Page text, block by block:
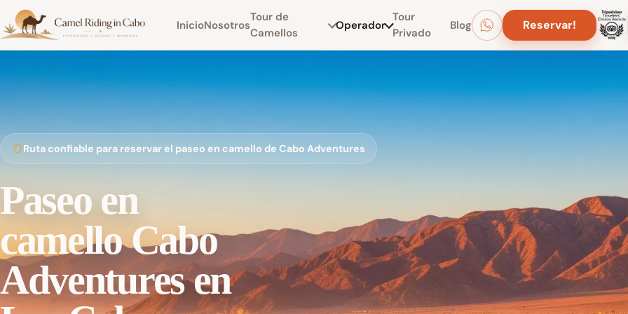
InicioNosotros
Tour de
Camellos
Operador
Tour
Privado
Blog Reservar!
Ruta confiable para reservar el paseo en camello de Cabo Adventures
Paseo en
camello Cabo
Adventures en